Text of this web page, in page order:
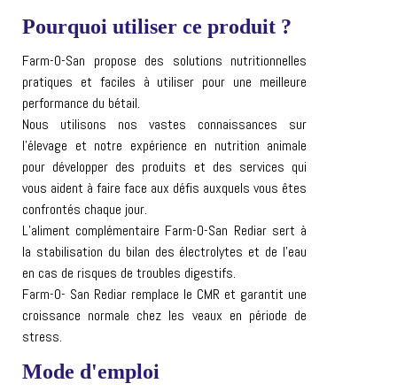
Pourquoi utiliser ce produit ?
Farm-O-San propose des solutions nutritionnelles
pratiques et faciles à utiliser pour une meilleure
performance du bétail.
Nous utilisons nos vastes connaissances sur
l’élevage et notre expérience en nutrition animale
pour développer des produits et des services qui
vous aident à faire face aux défis auxquels vous êtes
confrontés chaque jour.
L’aliment complémentaire Farm-O-San Rediar sert à
la stabilisation du bilan des électrolytes et de l’eau
en cas de risques de troubles digestifs.
Farm-O- San Rediar remplace le CMR et garantit une
croissance normale chez les veaux en période de
stress.
Mode d'emploi